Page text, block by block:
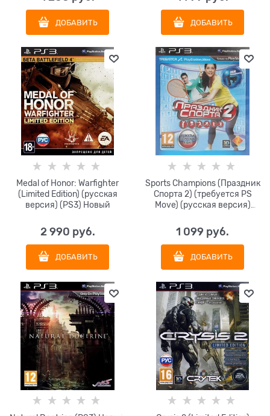
ДОБАВИТЬ ДОБАВИТЬ
Medal of Honor: Warfighter
(Limited Edition) (русская
версия) (PS3) Новый
2 990 руб.
ДОБАВИТЬ
Sports Champions (Праздник
Спорта 2) (требуется PS
Move) (русская версия)
1 099 руб.
ДОБАВИТЬ